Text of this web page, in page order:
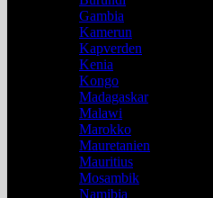
Gambia
Kamerun
Kapverden
Kenia
Kongo
Madagaskar
Malawi
Marokko
Mauretanien
Mauritius
Mosambik
Namibia